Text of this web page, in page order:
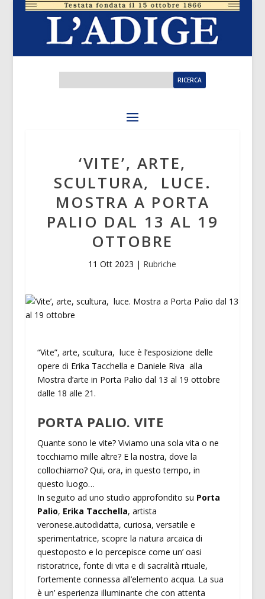
‘VITE’, ARTE,
SCULTURA, LUCE.
MOSTRA A PORTA
PALIO DAL 13 AL 19
OTTOBRE
11 Ott 2023 | Rubriche
“Vite”, arte, scultura, luce è l’esposizione delle
opere di Erika Tacchella e Daniele Riva alla
Mostra d’arte in Porta Palio dal 13 al 19 ottobre
dalle 18 alle 21.
PORTA PALIO. VITE
Quante sono le vite? Viviamo una sola vita o ne
tocchiamo mille altre? E la nostra, dove la
collochiamo? Qui, ora, in questo tempo, in
questo luogo…
In seguito ad uno studio approfondito su Porta
Palio, Erika Tacchella, artista
veronese.autodidatta, curiosa, versatile e
sperimentatrice, scopre la natura arcaica di
questoposto e lo percepisce come un’ oasi
ristoratrice, fonte di vita e di sacralità rituale,
fortemente connessa all’elemento acqua. La sua
è un’ esperienza illuminante che con attenta